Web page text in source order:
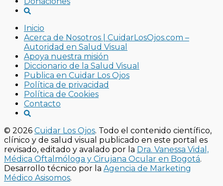
Inicio
Acerca de Nosotros | CuidarLosOjos.com –
Autoridad en Salud Visual
Apoya nuestra misión
Diccionario de la Salud Visual
Publica en Cuidar Los Ojos
Política de privacidad
Política de Cookies
Contacto
© 2026 Cuidar Los Ojos. Todo el contenido científico,
clínico y de salud visual publicado en este portal es
revisado, editado y avalado por la Dra. Vanessa Vidal,
Médica Oftalmóloga y Cirujana Ocular en Bogotá.
Desarrollo técnico por la Agencia de Marketing
Médico Asisomos.